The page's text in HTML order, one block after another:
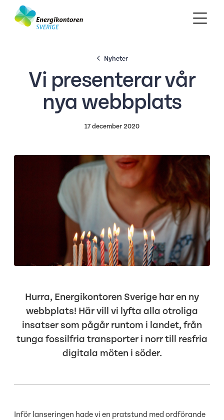
Nyheter
Vi presenterar vår
nya webbplats
17 december 2020
Hurra, Energikontoren Sverige har en ny
webbplats! Här vill vi lyfta alla otroliga
insatser som pågår runtom i landet, från
tunga fossilfria transporter i norr till resfria
digitala möten i söder.
Inför lanseringen hade vi en pratstund med ordförande